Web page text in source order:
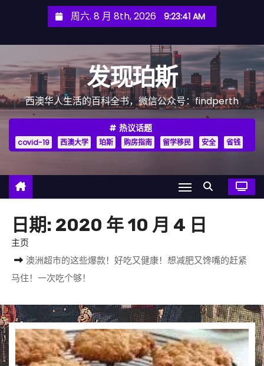
周六. 8 月 8th, 2026 9:23:43 AM
发现珀斯
西澳华人生活的百科全书，微信公众号：findperth
热议话题
covid-19 西澳大学 珀斯 购房指南 留学移民 安全 省钱
日期: 2020 年 10 月 4 日
主页
澳洲超市的这些爆款！好吃又健康！想减肥又馋嘴的赶紧
马住！一次吃个够！